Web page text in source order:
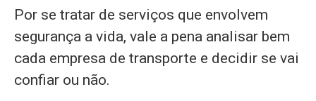
Por se tratar de serviços que envolvem
segurança a vida, vale a pena analisar bem
cada empresa de transporte e decidir se vai
confiar ou não.